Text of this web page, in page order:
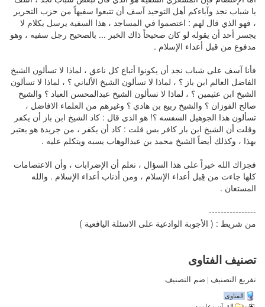
يا شباب نجد وآباءكم أهل التوحيد آسف أن تتبعوا سفيهاً من حزب التحرير
، فهو الذي قال لهم : اعتصموا في المساجد ، هذا السفية يرسل بكلام لا
يجسر أحد أن يقوله لو كان صحيحاً ذاك الخبر ... بالصحيح رجل سفيه ، وهو
مدفوع من قبل أعداء الإسلام .
فأنا آسف على شباب نجد أن يكونوا أتباع كل ناعق ، لماذا لا تسألون الشيخ
الفاضل العالم ابن باز ؟ ، لماذا لا تسألون الشيخ الألباني ؟ ، لماذا لا تسألون
الشيخ ابن عثيمين ؟ ، لماذا لا تسألون الشيخ عبدالمحسن العباد ؟ والشيخ
صالح الفوزان ؟ والشيخ ربيع بن هادي ؟ وغيرهم من العلماء الافاضل ،
تسألون هذا الجوهيل السفسه ؟! هو الذي قال : كاد الشيخ ابن باز أن يكفر
وقلت أن الشيخ ابن باز كافر بس قلت : كاد أن يكفر ، من جريدة هو يعتبر
بهذا ، وكذلك أيضاً الشيخ محمد بن عبدالوهاب يسبه ويتكلم عليه .
فجزاك الله خيراً على هذا السؤال ، نعلم أن الإضرابات ، وأن الاعتصامات
كلها جاءت من قِبل أعداء الإسلام ، ومن أذناب أعداء الإسلام . والله
المستعان .
----------------
من شريط : ( الأجوبة الوادعية على الاسئلة اليافعية )
تصنيف الفتاوى
تفريع التصنيف | ضم التصنيف
الفتاوى